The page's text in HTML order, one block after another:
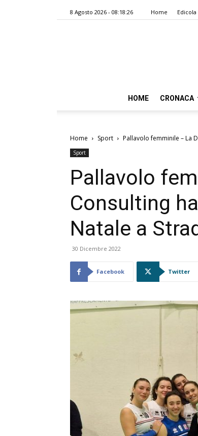
8 Agosto 2026 - 08:18:26 Home
HOME CRONACA
Home Sport Pallavolo femminile – La
Sport
Pallavolo
Consulting
Natale a
30 Dicembre 2022
Facebook Twitter